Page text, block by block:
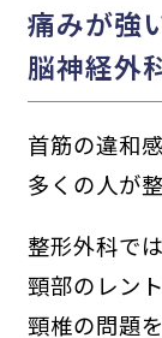
痛みが強
脳神経外
首筋の違和
多くの人が
整形外科では
頸部のレン
頸椎の問題